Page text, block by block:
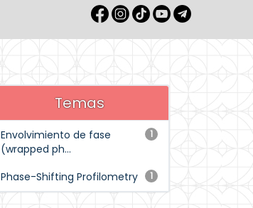
Temas
1
Envolvimiento de fase
(wrapped ph...
1
Phase-Shifting Profilometry